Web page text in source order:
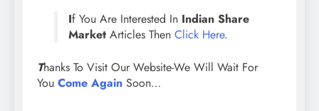
If You Are Interested In Indian Share
Market Articles Then Click Here.
Thanks To Visit Our Website-We Will Wait For
You Come Again Soon…